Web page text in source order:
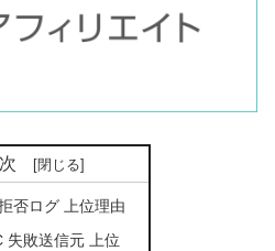
否ログ 上位理由
失敗送信元 上位